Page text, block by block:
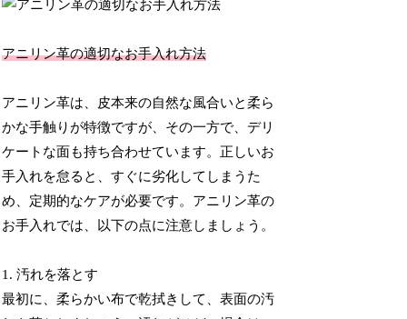
アニリン革の適切なお手入れ方法
アニリン革は、皮本来の自然な風合いと柔ら
かな手触りが特徴ですが、その一方で、デリ
ケートな面も持ち合わせています。正しいお
手入れを怠ると、すぐに劣化してしまうた
め、定期的なケアが必要です。アニリン革の
お手入れでは、以下の点に注意しましょう。
1. 汚れを落とす
最初に、柔らかい布で乾拭きして、表面の汚